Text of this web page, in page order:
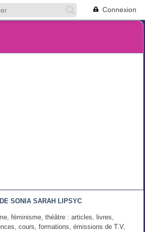
Connexion
SONIA SARAH LIPSYC
féminisme, théâtre : articles, livres,
cours, formations, émissions de T.V,